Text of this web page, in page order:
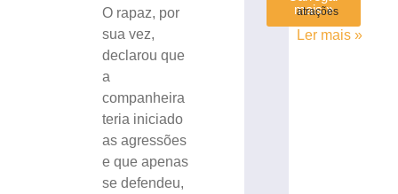
O rapaz, por
sua vez,
declarou que
a
companheira
teria iniciado
as agressões
e que apenas
se defendeu,
mais »
atrações
Ler mais »